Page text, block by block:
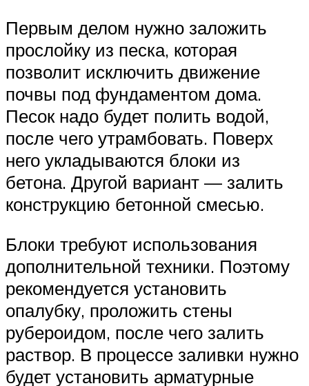
Первым делом нужно заложить
прослойку из песка, которая
позволит исключить движение
почвы под фундаментом дома.
Песок надо будет полить водой,
после чего утрамбовать. Поверх
него укладываются блоки из
бетона. Другой вариант — залить
конструкцию бетонной смесью.
Блоки требуют использования
дополнительной техники. Поэтому
рекомендуется установить
опалубку, проложить стены
рубероидом, после чего залить
раствор. В процессе заливки нужно
будет установить арматурные